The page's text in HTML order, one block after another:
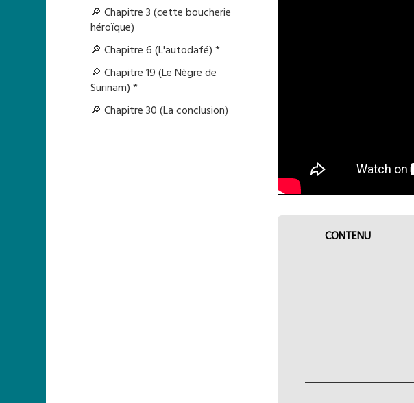
🔎 Chapitre 3 (cette boucherie
héroïque)
🔎 Chapitre 6 (L'autodafé) *
🔎 Chapitre 19 (Le Nègre de
Surinam) *
🔎 Chapitre 30 (La conclusion)
CONTENU